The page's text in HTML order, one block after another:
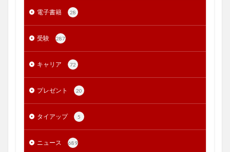
電子書籍 28
受験 287
キャリア 72
プレゼント 20
タイアップ 5
ニュース 689